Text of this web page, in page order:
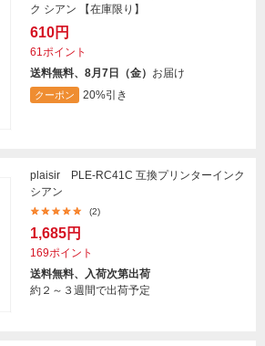
ク シアン 【在庫限り】
610円
61ポイント
送料無料、8月7日（金） お届け
クーポン 20%引き
plaisir PLE-RC41C 互換プリンターインク
シアン
(2)
1,685円
169ポイント
送料無料、入荷次第出荷
約２～３週間で出荷予定